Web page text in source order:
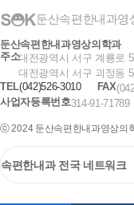
둔산속편한내과영
둔산속편한내과영상의학과
주소대전광역시 서구 계룡로
대전광역시 서구 괴정동
TEL(042)526-3010 FAX
사업자등록번호314-91-71789
ⓒ 2024 둔산속편한내과영상의